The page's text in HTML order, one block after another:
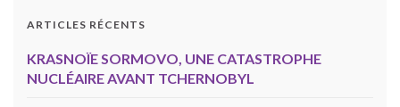
ARTICLES RÉCENTS
KRASNOÏE SORMOVO, UNE CATASTROPHE
NUCLÉAIRE AVANT TCHERNOBYL